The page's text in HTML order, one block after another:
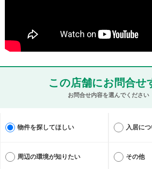
この店舗にお問合せ
お問合せ内容を選んでください
物件を探してほしい 入居に
周辺の環境が知りたい その他